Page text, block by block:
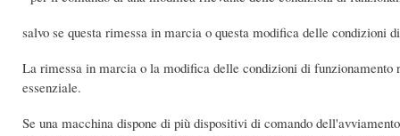
salvo se questa rimessa in marcia o questa modifica delle condizioni
La rimessa in marcia o la modifica delle condizioni di
essenziale.
Se una macchina dispone di più dispositivi di comando